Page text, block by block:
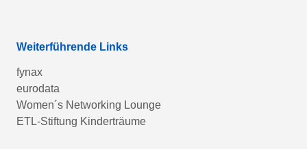
Weiterführende Links
fynax
eurodata
Women´s Networking Lounge
ETL-Stiftung Kinderträume